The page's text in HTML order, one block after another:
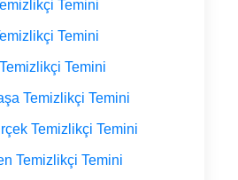
Temini
Temini
Temini
Temizlikçi Temini
Temizlikçi Temini
Temizlikçi Temini